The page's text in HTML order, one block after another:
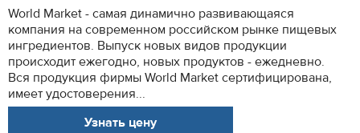
World Market - самая динамично развивающаяся
компания на современном российском рынке пищевых
ингредиентов. Выпуск новых видов продукции
происходит ежегодно, новых продуктов - ежедневно.
Вся продукция фирмы World Market сертифицирована,
имеет удостоверения...
Узнать цену